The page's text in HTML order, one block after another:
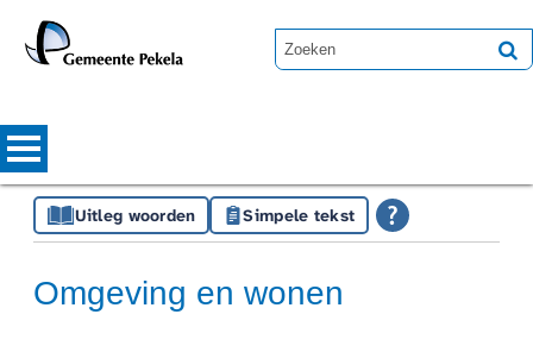
Uitleg woorden Simpele tekst
Omgeving en wonen